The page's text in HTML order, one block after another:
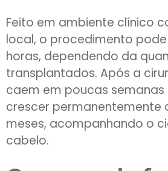
Feito em ambiente clínico
local, o procedimento
horas, dependendo da
transplantados. Após a
caem em poucas
crescer permanentemente
meses, acompanhando o
cabelo.